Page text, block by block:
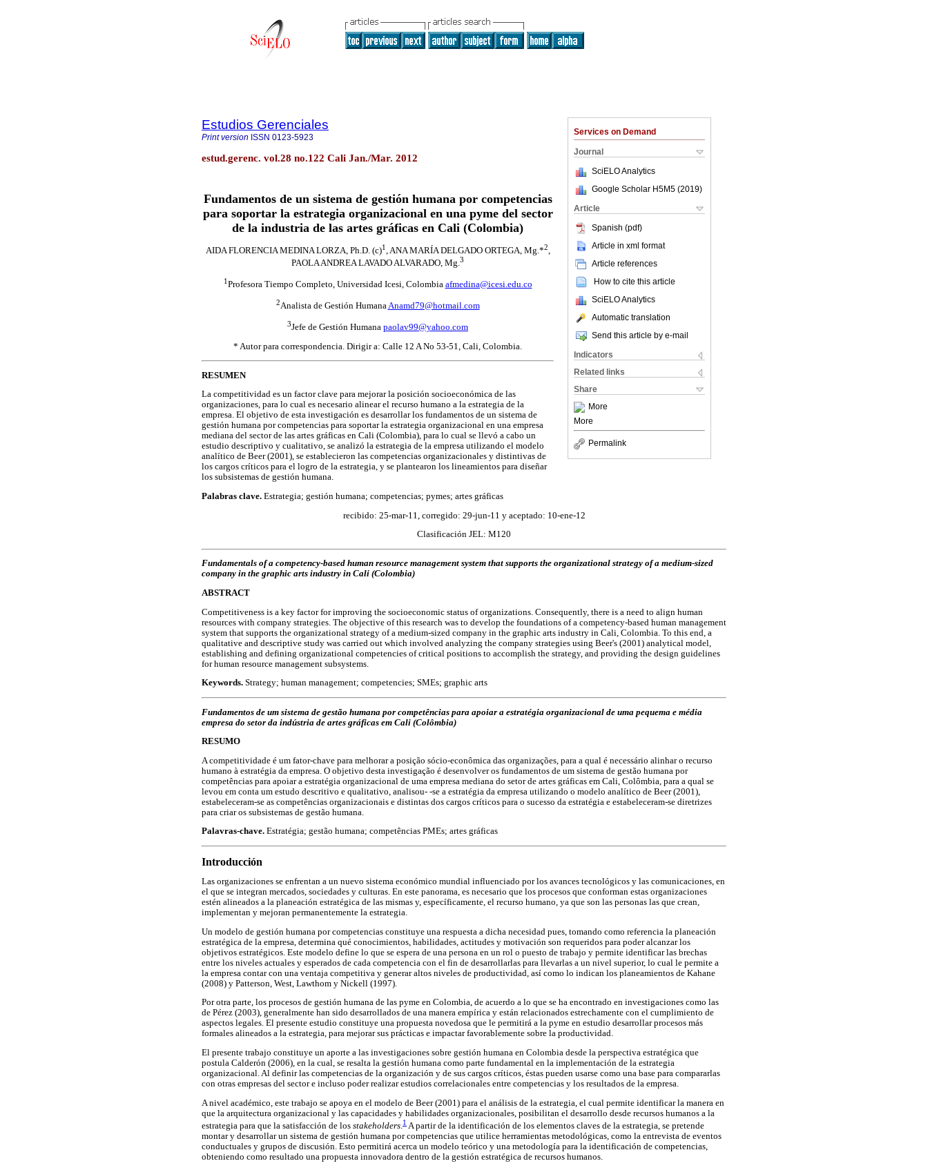
Services on Demand
Journal
SciELO Analytics
Google Scholar H5M5 (2019)
Article
Spanish (pdf)
Article in xml format
Article references
How to cite this article
SciELO Analytics
Automatic translation
Send this article by e-mail
Indicators
Related links
Share
More
More
Permalink
Estudios Gerenciales
Print version ISSN 0123-5923
estud.gerenc. vol.28 no.122 Cali Jan./Mar. 2012
Fundamentos de un sistema de gestión humana por competencias
para soportar la estrategia organizacional en una pyme del sector
de la industria de las artes gráficas en Cali (Colombia)
AIDA FLORENCIA MEDINA LORZA, Ph.D. (c)1 , ANA MARÍA DELGADO ORTEGA, Mg.*2,
PAOLA ANDREA LAVADO ALVARADO, Mg.3
1 Profesora Tiempo Completo, Universidad Icesi, Colombia afmedina@icesi.edu.co
2Analista de Gestión HumanaAnamd79@hotmail.com
3Jefe de Gestión Humana paolav99@yahoo.com
* Autor para correspondencia. Dirigir a: Calle 12 A No 53-51, Cali, Colombia.
RESUMEN
La competitividad es un factor clave para mejorar la posición socioeconómica de las
organizaciones, para lo cual es necesario alinear el recurso humano a la estrategia de la
empresa. El objetivo de esta investigación es desarrollar los fundamentos de un sistema de
gestión humana por competencias para soportar la estrategia organizacional en una empresa
mediana del sector de las artes gráficas en Cali (Colombia), para lo cual se llevó a cabo un
estudio descriptivo y cualitativo, se analizó la estrategia de la empresa utilizando el modelo
analítico de Beer (2001), se establecieron las competencias organizacionales y distintivas de
los cargos críticos para el logro de la estrategia, y se plantearon los lineamientos para diseñar
los subsistemas de gestión humana.
Palabras clave. Estrategia; gestión humana; competencias; pymes; artes gráficas
recibido: 25-mar-11, corregido: 29-jun-11 y aceptado: 10-ene-12
Clasificación JEL: M120
Fundamentals of a competency-based human resource management system that supports the organizational strategy of a medium-sized
company in the graphic arts industry in Cali (Colombia)
ABSTRACT
Competitiveness is a key factor for improving the socioeconomic status of organizations. Consequently, there is a need to align human
resources with company strategies. The objective of this research was to develop the foundations of a competency-based human management
system that supports the organizational strategy of a medium-sized company in the graphic arts industry in Cali, Colombia. To this end, a
qualitative and descriptive study was carried out which involved analyzing the company strategies using Beer's (2001) analytical model,
establishing and defining organizational competencies of critical positions to accomplish the strategy, and providing the design guidelines
for human resource management subsystems.
Keywords. Strategy; human management; competencies; SMEs; graphic arts
Fundamentos de um sistema de gestão humana por competências para apoiar a estratégia organizacional de uma pequema e média
empresa do setor da indústria de artes gráficas em Cali (Colômbia)
RESUMO
A competitividade é um fator-chave para melhorar a posição sócio-econômica das organizações, para a qual é necessário alinhar o recurso
humano à estratégia da empresa. O objetivo desta investigação é desenvolver os fundamentos de um sistema de gestão humana por
competências para apoiar a estratégia organizacional de uma empresa mediana do setor de artes gráficas em Cali, Colômbia, para a qual se
levou em conta um estudo descritivo e qualitativo, analisou- -se a estratégia da empresa utilizando o modelo analítico de Beer (2001),
estabeleceram-se as competências organizacionais e distintas dos cargos críticos para o sucesso da estratégia e estabeleceram-se diretrizes
para criar os subsistemas de gestão humana.
Palavras-chave. Estratégia; gestão humana; competências PMEs; artes gráficas
Introducción
Las organizaciones se enfrentan a un nuevo sistema económico mundial influenciado por los avances tecnológicos y las comunicaciones, en
el que se integran mercados, sociedades y culturas. En este panorama, es necesario que los procesos que conforman estas organizaciones
estén alineados a la planeación estratégica de las mismas y, específicamente, el recurso humano, ya que son las personas las que crean,
implementan y mejoran permanentemente la estrategia.
Un modelo de gestión humana por competencias constituye una respuesta a dicha necesidad pues, tomando como referencia la planeación
estratégica de la empresa, determina qué conocimientos, habilidades, actitudes y motivación son requeridos para poder alcanzar los
objetivos estratégicos. Este modelo define lo que se espera de una persona en un rol o puesto de trabajo y permite identificar las brechas
entre los niveles actuales y esperados de cada competencia con el fin de desarrollarlas para llevarlas a un nivel superior, lo cual le permite a
la empresa contar con una ventaja competitiva y generar altos niveles de productividad, así como lo indican los planeamientos de Kahane
(2008) y Patterson, West, Lawthom y Nickell (1997).
Por otra parte, los procesos de gestión humana de las pyme en Colombia, de acuerdo a lo que se ha encontrado en investigaciones como las
de Pérez (2003), generalmente han sido desarrollados de una manera empírica y están relacionados estrechamente con el cumplimiento de
aspectos legales. El presente estudio constituye una propuesta novedosa que le permitirá a la pyme en estudio desarrollar procesos más
formales alineados a la estrategia, para mejorar sus prácticas e impactar favorablemente sobre la productividad.
El presente trabajo constituye un aporte a las investigaciones sobre gestión humana en Colombia desde la perspectiva estratégica que
postula Calderón (2006), en la cual, se resalta la gestión humana como parte fundamental en la implementación de la estrategia
organizacional. Al definir las competencias de la organización y de sus cargos críticos, éstas pueden usarse como una base para compararlas
con otras empresas del sector e incluso poder realizar estudios correlacionales entre competencias y los resultados de la empresa.
A nivel académico, este trabajo se apoya en el modelo de Beer (2001) para el análisis de la estrategia, el cual permite identificar la manera en
que la arquitectura organizacional y las capacidades y habilidades organizacionales, posibilitan el desarrollo desde recursos humanos a la
estrategia para que la satisfacción de los stakeholders 1 A partir de la identificación de los elementos claves de la estrategia, se pretende
montar y desarrollar un sistema de gestión humana por competencias que utilice herramientas metodológicas, como la entrevista de eventos
conductuales y grupos de discusión. Esto permitirá acerca un modelo teórico y una metodología para la identificación de competencias,
obteniendo como resultado una propuesta innovadora dentro de la gestión estratégica de recursos humanos.